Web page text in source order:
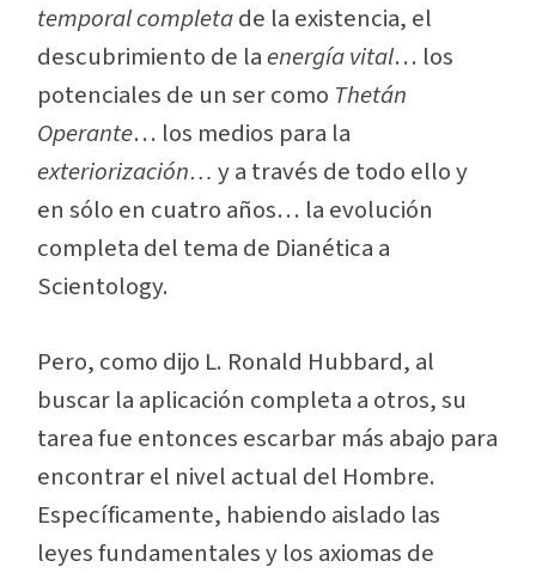
temporal completade la existencia, el
descubrimiento de laenergía vital… los
potenciales de un ser como Thetán
Operante… los medios para la
exteriorización… y a través de todo ello y
en sólo en cuatro años… la evolución
completa del tema de Dianética a
Scientology.
Pero, como dijo L. Ronald Hubbard, al
buscar la aplicación completa a otros, su
tarea fue entonces escarbar más abajo para
encontrar el nivel actual del Hombre.
Específicamente, habiendo aislado las
leyes fundamentales y los axiomas de